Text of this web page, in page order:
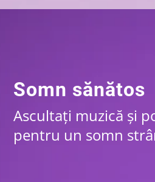
Somn sănătos
Ascultați muzică și
pentru un somn